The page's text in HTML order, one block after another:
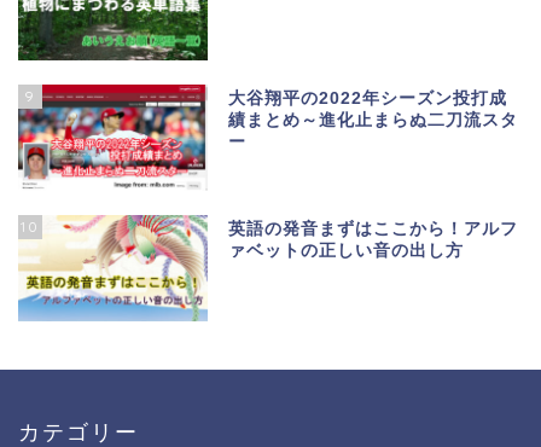
9
大谷翔平の2022年シーズン投打成
績まとめ～進化止まらぬ二刀流スタ
ー
10
英語の発音まずはここから！アルフ
ァベットの正しい音の出し方
カテゴリー